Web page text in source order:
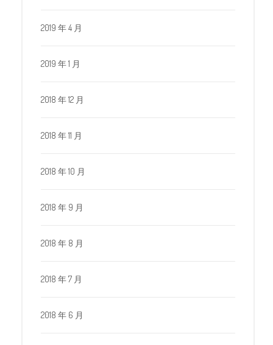
2019 年 4 月
2019 年 1 月
2018 年 12 月
2018 年 11 月
2018 年 10 月
2018 年 9 月
2018 年 8 月
2018 年 7 月
2018 年 6 月